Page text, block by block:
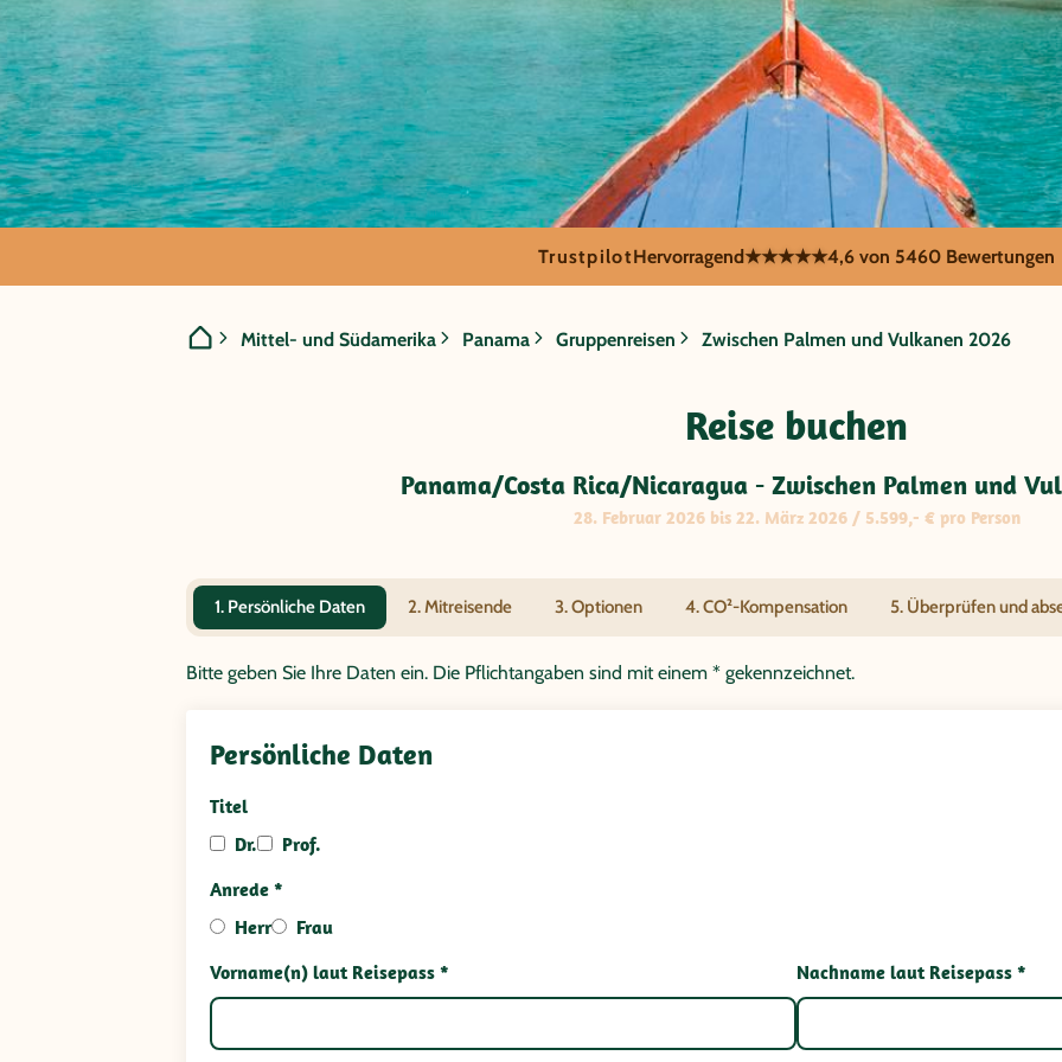
GRUPPENREISE:
Panama/Costa Rica/Nicaragua -
Palmen und Vulkanen 2026
TrustpilotHervorragend★★★★★4,6 von 5460 Bewertungen
Mittel- und Südamerika Panama Gruppenreisen Zwischen Palmen und Vulkanen 2026
Reise buchen
Panama/Costa Rica/Nicaragua - Zwischen Palmen und
28. Februar 2026 bis 22. März 2026 / 5.599,- € pro Person
1. Persönliche Daten 2. Mitreisende 3. Optionen 4. CO²-Kompensation 5. Überprüfen und
Bitte geben Sie Ihre Daten ein. Die Pflichtangaben sind mit einem * gekennzeichnet.
Persönliche Daten
Titel
Dr.
Prof.
Anrede *
Herr
Frau
Vorname(n) laut Reisepass *
Nachname laut Reisepass *